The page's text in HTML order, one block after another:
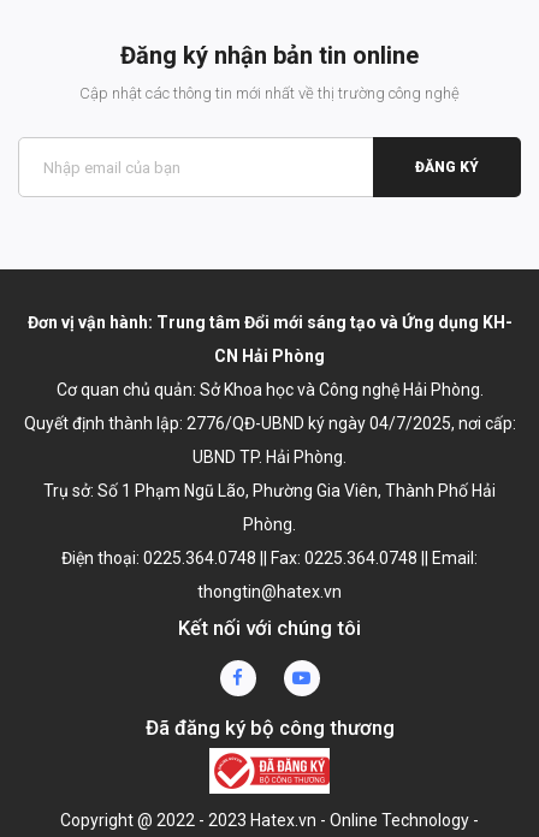
Đăng ký nhận bản tin online
Cập nhật các thông tin mới nhất về thị trường công nghệ
ĐĂNG KÝ
Đơn vị vận hành: Trung tâm Đổi mới sáng tạo và Ứng dụng KH-
CN Hải Phòng
Cơ quan chủ quản: Sở Khoa học và Công nghệ Hải Phòng.
Quyết định thành lập: 2776/QĐ-UBND ký ngày 04/7/2025, nơi cấp:
UBND TP. Hải Phòng.
Trụ sở: Số 1 Phạm Ngũ Lão, Phường Gia Viên, Thành Phố Hải
Phòng.
Điện thoại: 0225.364.0748 || Fax: 0225.364.0748 || Email:
thongtin@hatex.vn
Kết nối với chúng tôi
Đã đăng ký bộ công thương
Copyright @ 2022 - 2023 Hatex.vn - Online Technology -